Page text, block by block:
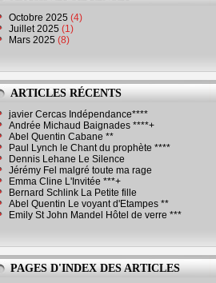
Octobre 2025 (4)
Juillet 2025 (1)
Mars 2025 (8)
ARTICLES RÉCENTS
javier Cercas Indépendance****
Andrée Michaud Baignades ****+
Abel Quentin Cabane **
Paul Lynch le Chant du prophète ****
Dennis Lehane Le Silence
Jérémy Fel malgré toute ma rage
Emma Cline L'Invitée ***+
Bernard Schlink La Petite fille
Abel Quentin Le voyant d'Etampes **
Emily St John Mandel Hôtel de verre ***
PAGES D'INDEX DES ARTICLES